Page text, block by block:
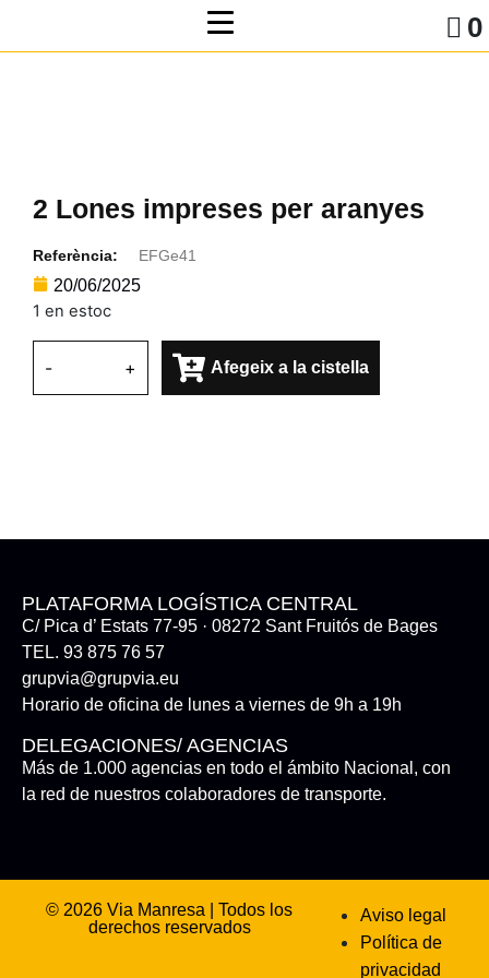
0
2 Lones impreses per aranyes
Referència: EFGe41
20/06/2025
1 en estoc
- + Afegeix a la cistella
PLATAFORMA LOGÍSTICA CENTRAL
C/ Pica d’ Estats 77-95 · 08272 Sant Fruitós de Bages
TEL. 93 875 76 57
grupvia@grupvia.eu
Horario de oficina de lunes a viernes de 9h a 19h
DELEGACIONES/ AGENCIAS
Más de 1.000 agencias en todo el ámbito Nacional, con
la red de nuestros colaboradores de transporte.
© 2026 Via Manresa | Todos los
derechos reservados
Aviso legal
Política de
privacidad